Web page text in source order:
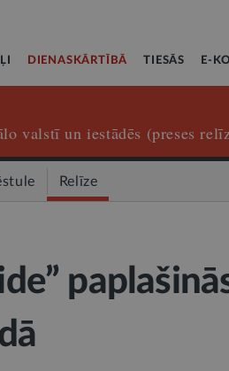
DIENASKĀRTĪBĀ TIESĀS E-
valstī un iestādēs (preses
Relīze